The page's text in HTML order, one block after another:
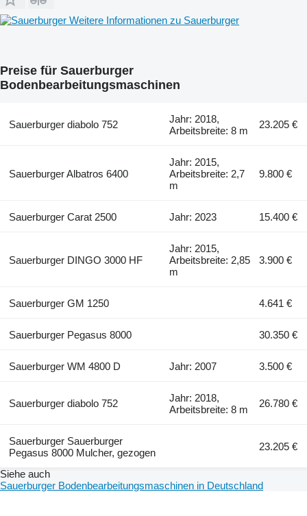
Weitere Informationen zu Sauerburger
Preise für Sauerburger
Bodenbearbeitungsmaschinen
Sauerburger diabolo 752
Jahr: 2018,
Arbeitsbreite: 8 m
23.205 €
Sauerburger Albatros 6400
Jahr: 2015,
Arbeitsbreite: 2,7
m
9.800 €
Sauerburger Carat 2500 Jahr: 2023 15.400 €
Sauerburger DINGO 3000 HF
Jahr: 2015,
Arbeitsbreite: 2,85
m
3.900 €
Sauerburger GM 1250 4.641 €
Sauerburger Pegasus 8000 30.350 €
Sauerburger WM 4800 D Jahr: 2007 3.500 €
Sauerburger diabolo 752
Jahr: 2018,
Arbeitsbreite: 8 m
26.780 €
Sauerburger Sauerburger
Pegasus 8000 Mulcher, gezogen
23.205 €
Siehe auch
Sauerburger Bodenbearbeitungsmaschinen in Deutschland